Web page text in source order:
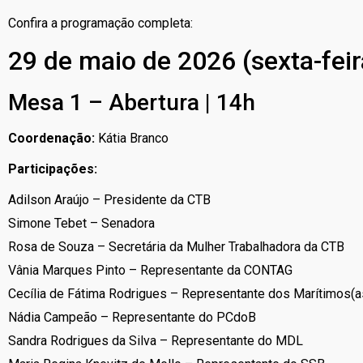
Confira a programação completa:
29 de maio de 2026 (sexta-
Mesa 1 – Abertura | 14h
Coordenação: Kátia Branco
Participações:
Adilson Araújo – Presidente da CTB
Simone Tebet – Senadora
Rosa de Souza – Secretária da Mulher Trabalhadora da CTB
Vânia Marques Pinto – Representante da CONTAG
Cecília de Fátima Rodrigues – Representante dos
Nádia Campeão – Representante do PCdoB
Sandra Rodrigues da Silva – Representante do MDL